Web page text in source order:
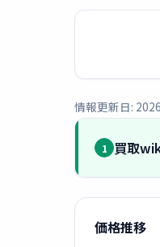
情報更新日:
1 買取
価格推移